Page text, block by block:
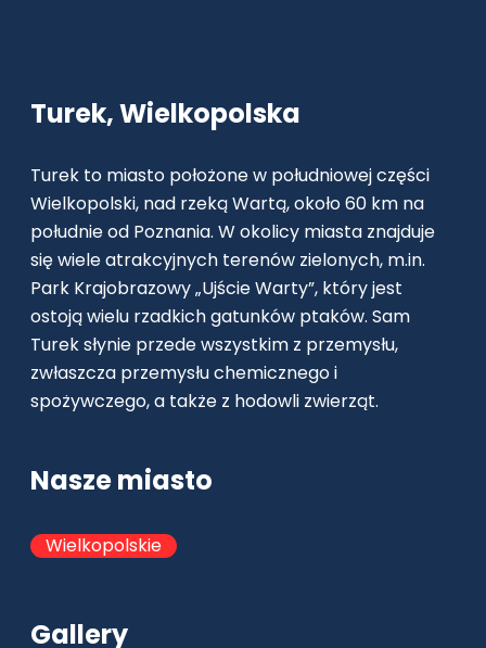
Turek, Wielkopolska
Turek to miasto położone w południowej części
Wielkopolski, nad rzeką Wartą, około 60 km na
południe od Poznania. W okolicy miasta znajduje
się wiele atrakcyjnych terenów zielonych, m.in.
Park Krajobrazowy „Ujście Warty”, który jest
ostoją wielu rzadkich gatunków ptaków. Sam
Turek słynie przede wszystkim z przemysłu,
zwłaszcza przemysłu chemicznego i
spożywczego, a także z hodowli zwierząt.
Nasze miasto
Wielkopolskie
Gallery